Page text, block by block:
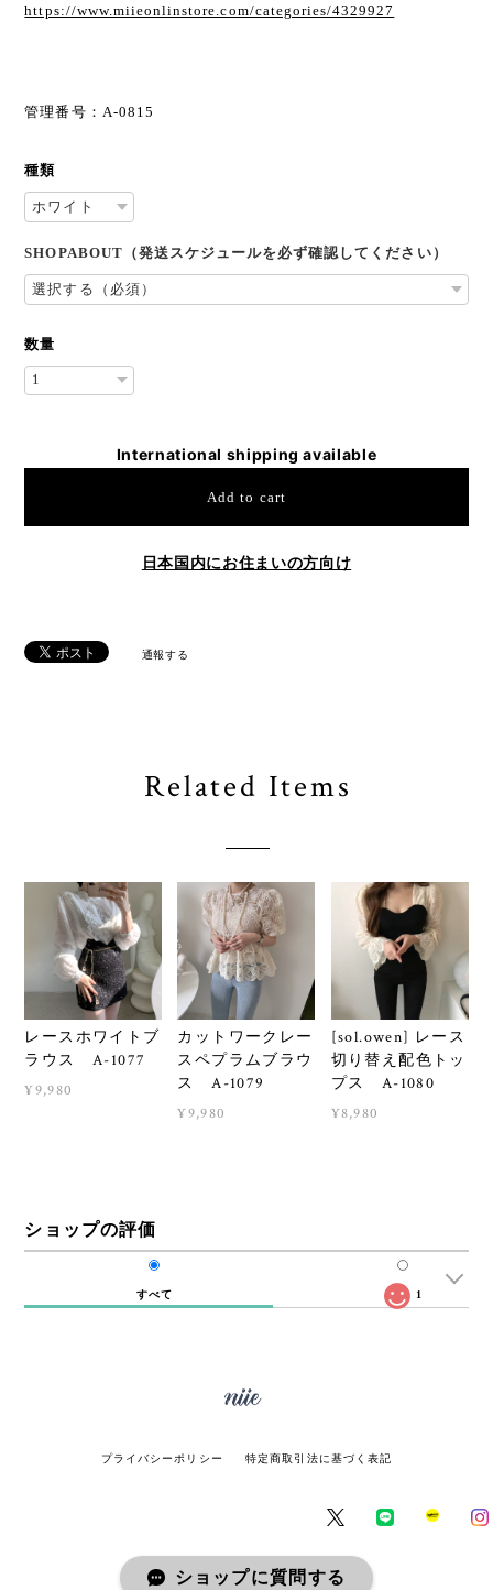
https://www.miieonlinstore.com/categories/4329927
管理番号：A-0815
種類
SHOPABOUT（発送スケジュールを必ず確認してください）
数量
International shipping available
Add to cart
日本国内にお住まいの方向け
通報する
Related Items
レースホワイトブ
ラウス A-1077
¥9,980
カットワークレー
スペプラムブラウ
ス A-1079
¥9,980
[sol.owen] レース
切り替え配色トッ
プス A-1080
¥8,980
ショップの評価
すべて 1
プライバシーポリシー 特定商取引法に基づく表記
© miie online store All rights reserved.
ショップに質問する